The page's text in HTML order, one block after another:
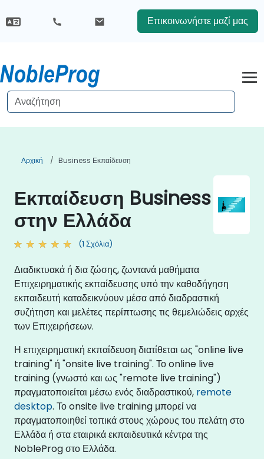
Επικοινωνήστε μαζί μας
Αρχική Business Εκπαίδευση
Εκπαίδευση Business
στην Ελλάδα
(1 Σχόλια)
Διαδικτυακά ή δια ζώσης, ζωντανά μαθήματα
Επιχειρηματικής εκπαίδευσης υπό την καθοδήγηση
εκπαιδευτή καταδεικνύουν μέσα από διαδραστική
συζήτηση και μελέτες περίπτωσης τις θεμελιώδεις αρχές
των Επιχειρήσεων.
Η επιχειρηματική εκπαίδευση διατίθεται ως "online live
training" ή "onsite live training". Το online live
training (γνωστό και ως "remote live training")
πραγματοποιείται μέσω ενός διαδραστικού, remote
desktop. Το onsite live training μπορεί να
πραγματοποιηθεί τοπικά στους χώρους του πελάτη στο
Ελλάδα ή στα εταιρικά εκπαιδευτικά κέντρα της
NobleProg στο Ελλάδα.